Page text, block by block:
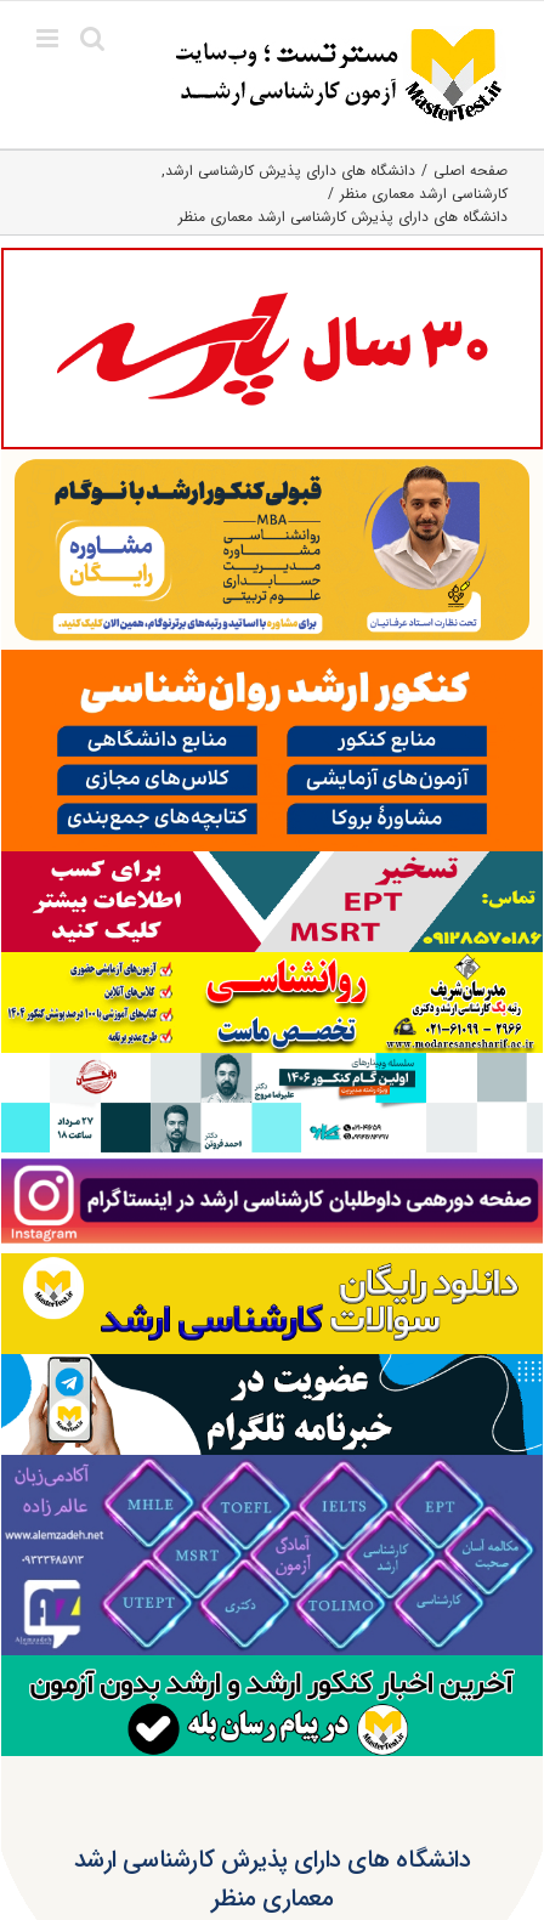
content
صفحه اصلی
دانشگاه های دارای پذیرش کارشناسی ارشد
کارشناسی ارشد معماری منظر
دانشگاه های دارای پذیرش کارشناسی ارشد معماری منظر
دانشگاه های دارای پذیرش کارشناسی ارشد
معماری منظر